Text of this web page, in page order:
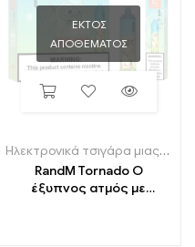
ΕΚΤΌΣ
ΑΠΟΘΈΜΑΤΟΣ
Ηλεκτρονικά τσιγάρα μιας χρήσης
RandM Tornado Ο
έξυπνος ατμός με